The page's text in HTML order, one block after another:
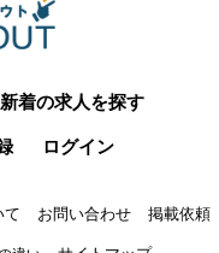
新着の求人を探す
ログイン
お問い合わせ 掲載依頼